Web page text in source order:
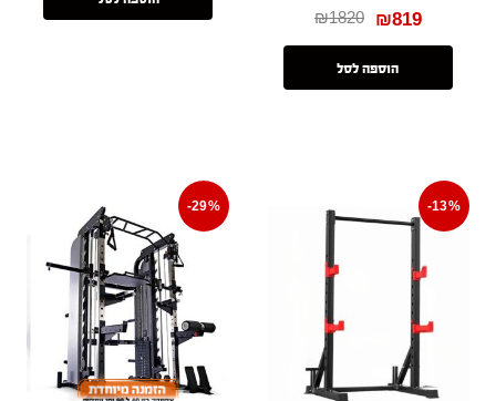
₪1820 ₪819
הוספה לסל
-13%
-29%